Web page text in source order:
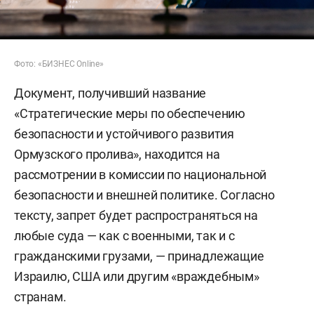
Фото: «БИЗНЕС Online»
Документ, получивший название
«Стратегические меры по обеспечению
безопасности и устойчивого развития
Ормузского пролива», находится на
рассмотрении в комиссии по национальной
безопасности и внешней политике. Согласно
тексту, запрет будет распространяться на
любые суда — как с военными, так и с
гражданскими грузами, — принадлежащие
Израилю, США или другим «враждебным»
странам.